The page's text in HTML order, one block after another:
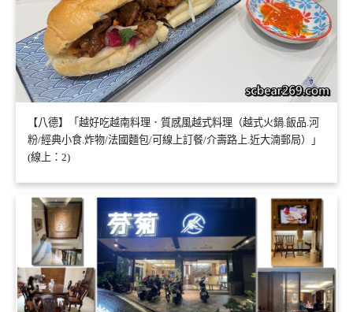
【八德】「越好吃越南料理．質感風越式料理（越式火鍋.飯品.河
粉/經典小食.炸物/法國麵包/可線上訂餐/介壽路上.近大湳郵局）」
(線上：2)